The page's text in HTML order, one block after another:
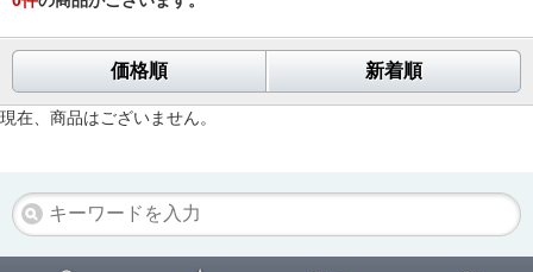
価格順 新着順
現在、商品はございません。